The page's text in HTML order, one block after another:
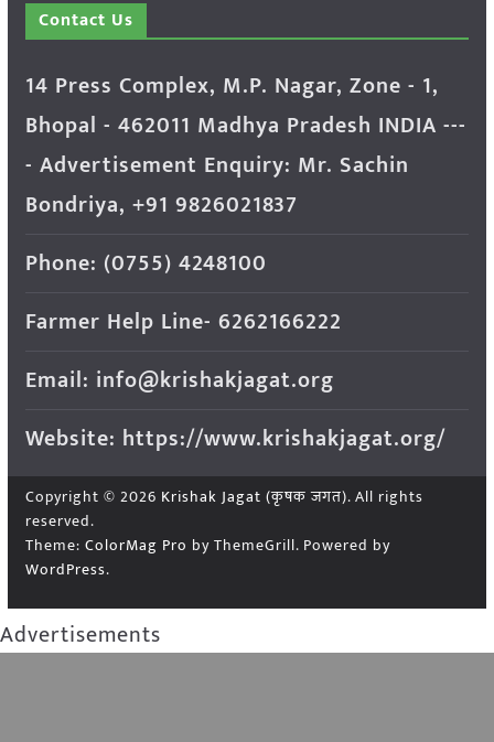
Contact Us
14 Press Complex, M.P. Nagar, Zone - 1,
Bhopal - 462011 Madhya Pradesh INDIA ---
- Advertisement Enquiry: Mr. Sachin
Bondriya, +91 9826021837
Phone: (0755) 4248100
Farmer Help Line- 6262166222
Email: info@krishakjagat.org
Website: https://www.krishakjagat.org/
Copyright © 2026 Krishak Jagat (कृषक जगत). All rights
reserved.
Theme: ColorMag Pro by ThemeGrill. Powered by
WordPress.
Advertisements